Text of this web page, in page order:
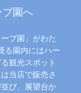
園へ
ブ園」がわた
る園内にはハー
観光スポット
当店で販売さ
び、展望台か